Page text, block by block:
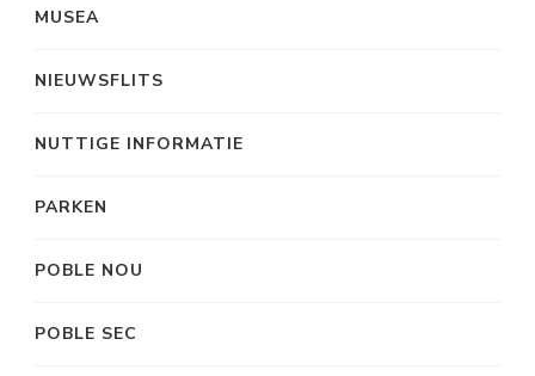
MUSEA
NIEUWSFLITS
NUTTIGE INFORMATIE
PARKEN
POBLE NOU
POBLE SEC